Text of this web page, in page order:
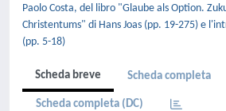
Paolo Costa, del libro "Glaube als Option.
Christentums" di Hans Joas (pp. 19-275) e
(pp. 5-18)
Scheda breve Scheda completa
Scheda completa (DC)